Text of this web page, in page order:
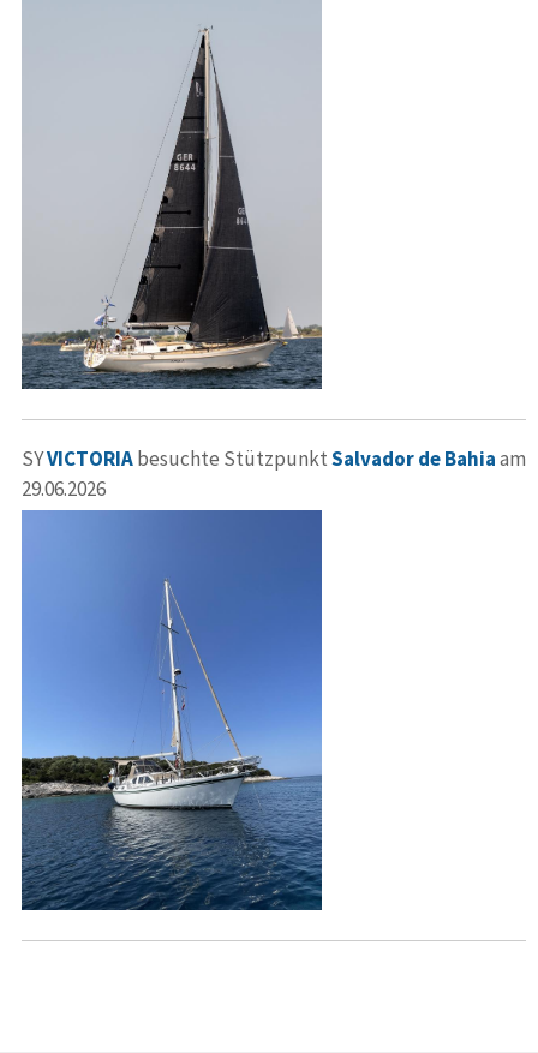
SYVICTORIAbesuchte StützpunktSalvador de Bahiaam
29.06.2026